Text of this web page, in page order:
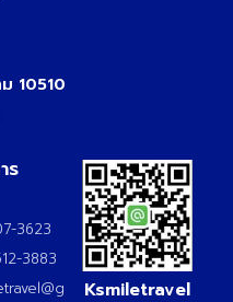
10510
ร
3623
3883
Ksmiletravel